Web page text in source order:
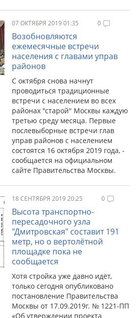
07 ОКТЯБРЯ 2019 01:35 0
Возобновляются
ежемесячные встречи
населения с главами управ
районов
С октября снова начнут
проводиться традиционные
встречи с населением во всех
районах "старой" Москвы каждую
третью среду месяца. Первые
послевыборные встречи глав
управ районов с населением
состоятся 16 октября 2019 года, -
сообщается на официальном
сайте Правительства Москвы.
18 СЕНТЯБРЯ 2019 20:25 0
Высота транспортно-
пересадочного узла
"Дмитровская" составит 191
метр, но о вертолётной
площадке пока не
сообщается
Хотя стройка уже давно идёт,
только сегодня опубликовано
постановление Правительства
Москвы от 17.09.2019г. № 1221-ПП
«Об утверждении проекта